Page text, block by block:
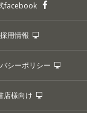
facebook
採用情報
シーポリシー
店様向け